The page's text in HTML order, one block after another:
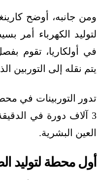
ومن جانبه، أوضح
لتوليد الكهرباء أمر
في أولكاريا، تقوم
يتم نقله إلى التوربين
تدور التوربينات في
3 آلاف دورة في
العين البشرية.
أول محطة لتوليد